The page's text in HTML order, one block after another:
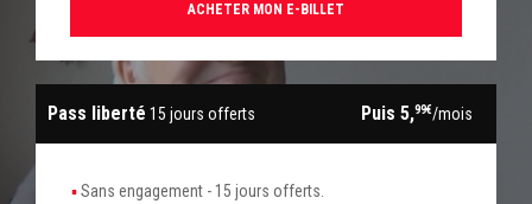
ACHETER MON E-BILLET
Pass liberté 15 jours offerts Puis 5,99€/mois
Sans engagement - 15 jours offerts.